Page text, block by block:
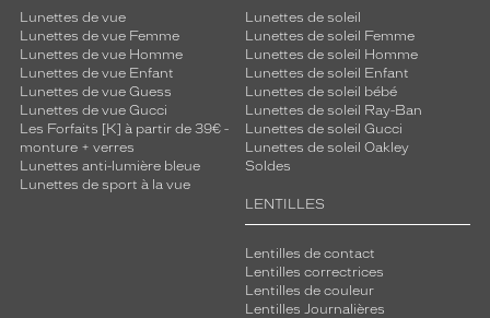
Lunettes de vue
Lunettes de vue Femme
Lunettes de vue Homme
Lunettes de vue Enfant
Lunettes de vue Guess
Lunettes de vue Gucci
Les Forfaits [K] à partir de 39€ -
monture + verres
Lunettes anti-lumière bleue
Lunettes de sport à la vue
Lunettes de soleil
Lunettes de soleil Femme
Lunettes de soleil Homme
Lunettes de soleil Enfant
Lunettes de soleil bébé
Lunettes de soleil Ray-Ban
Lunettes de soleil Gucci
Lunettes de soleil Oakley
Soldes
LENTILLES
Lentilles de contact
Lentilles correctrices
Lentilles de couleur
Lentilles Journalières